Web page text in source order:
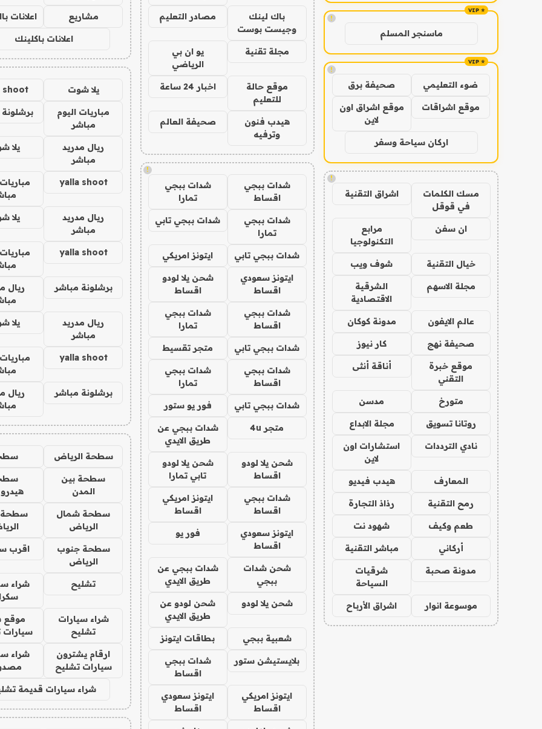
!
ماسنجر المسلم
!
ضوء التعليمي صحيفة برق
موقع اشراقات
موقع اشراق اون
لاين
اركان سياحة وسفر
!
مسك الكلمات
في قوقل
اشراق التقنية
ان سفن
مرابع
التكنولوجيا
خيال التقنية شوف ويب
مجلة الاسهم
الشرقية
الاقتصادية
عالم الايفون مدونة كوكان
صحيفة نهج كار نيوز
موقع خبرة
التقني
أناقة أنثى
متورخ مدسن
روتانا تسويق مجلة الابداع
نادي الترددات
استشارات اون
لاين
المعارف هيدب فيديو
رمح التقنية رذاذ التجارة
طعم وكيف شهود نت
أركاني مباشر التقنية
مدونة صحبة
شرقيات
السياحة
موسوعة انوار اشراق الأرباح
باك لينك
وجيست بوست
مصادر التعليم
مجلة تقنية
يو ان بي
الرياضي
موقع حالة
للتعليم
اخبار 24 ساعة
هيدب فنون
وترفيه
صحيفة العالم
!
شدات ببجي
اقساط
شدات ببجي
تمارا
شدات ببجي
تمارا
شدات ببجي تابي
شدات ببجي تابي ايتونز امريكي
ايتونز سعودي
اقساط
شحن يلا لودو
اقساط
شدات ببجي
اقساط
شدات ببجي
تمارا
شدات ببجي تابي متجر تقسيط
شدات ببجي
اقساط
شدات ببجي
تمارا
شدات ببجي تابي فور يو ستور
متجر 4u
شدات ببجي عن
طريق الايدي
شحن يلا لودو
اقساط
شحن يلا لودو
تابي تمارا
شدات ببجي
اقساط
ايتونز امريكي
اقساط
ايتونز سعودي
اقساط
فور يو
شحن شدات
ببجي
شدات ببجي عن
طريق الايدي
شحن يلا لودو
شحن لودو عن
طريق الايدي
شعبية ببجي بطاقات ايتونز
بلايستيشن ستور
شدات ببجي
اقساط
ايتونز امريكي
اقساط
ايتونز سعودي
اقساط
مشاريع اعلانات
اعلانات باكلينك
يلا شوت shoot
مباريات اليوم
مباشر
ريال مدريد
مباشر
يلا
yalla shoot
ريال مدريد
مباشر
يلا
yalla shoot
برشلونة مباشر
ريال
ريال مدريد
مباشر
يلا
yalla shoot
برشلونة مباشر
ريال
سطحة الرياض
سطحة بين
المدن
سطحة شمال
الرياض
سطحة
سطحة جنوب
الرياض
اقرب
تشليح
شراء
شراء سيارات
تشليح
موقع
سيارات
ارقام يشترون
سيارات تشليح
شراء
شراء سيارات قديمة